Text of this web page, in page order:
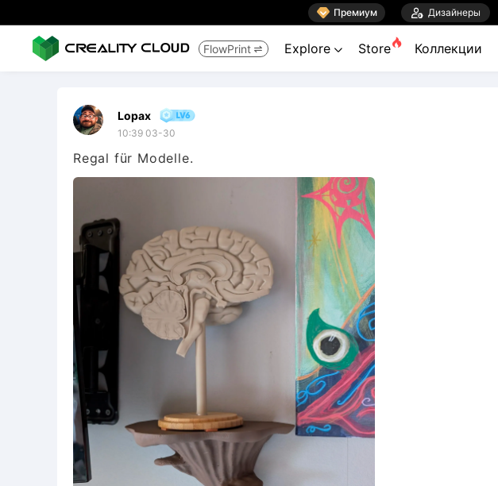
 Премиум  Дизайнеры
FlowPrint  Explore  Store Коллекции
Lopax
10:39 03-30
Regal für Modelle.